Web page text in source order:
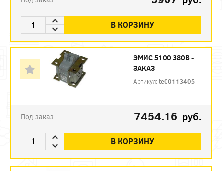
В КОРЗИНУ
ЭМИС 5100 380В -
ЗАКАЗ
Артикул:te00113405
Под заказ 7454.16 руб.
В КОРЗИНУ